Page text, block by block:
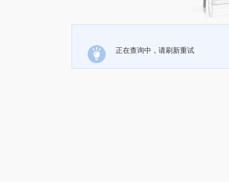
正在查询中，请刷新重试